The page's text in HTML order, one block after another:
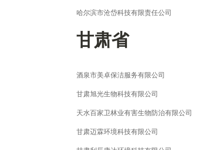
哈尔滨市沧岱科技有限责任公司
甘肃省
酒泉市美卓保洁服务有限公司
甘肃旭光生物科技有限公司
天水百家卫林业有害生物防治有限公司
甘肃迈霖环境科技有限公司